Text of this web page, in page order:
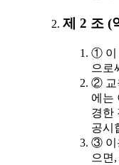
제 2 조 (
① 이
으로
② 교
에는
경한
공시
③ 이
으면